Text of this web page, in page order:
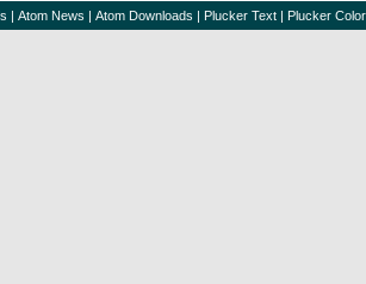
| Atom News | Atom Downloads | Plucker Text | Plucker Color